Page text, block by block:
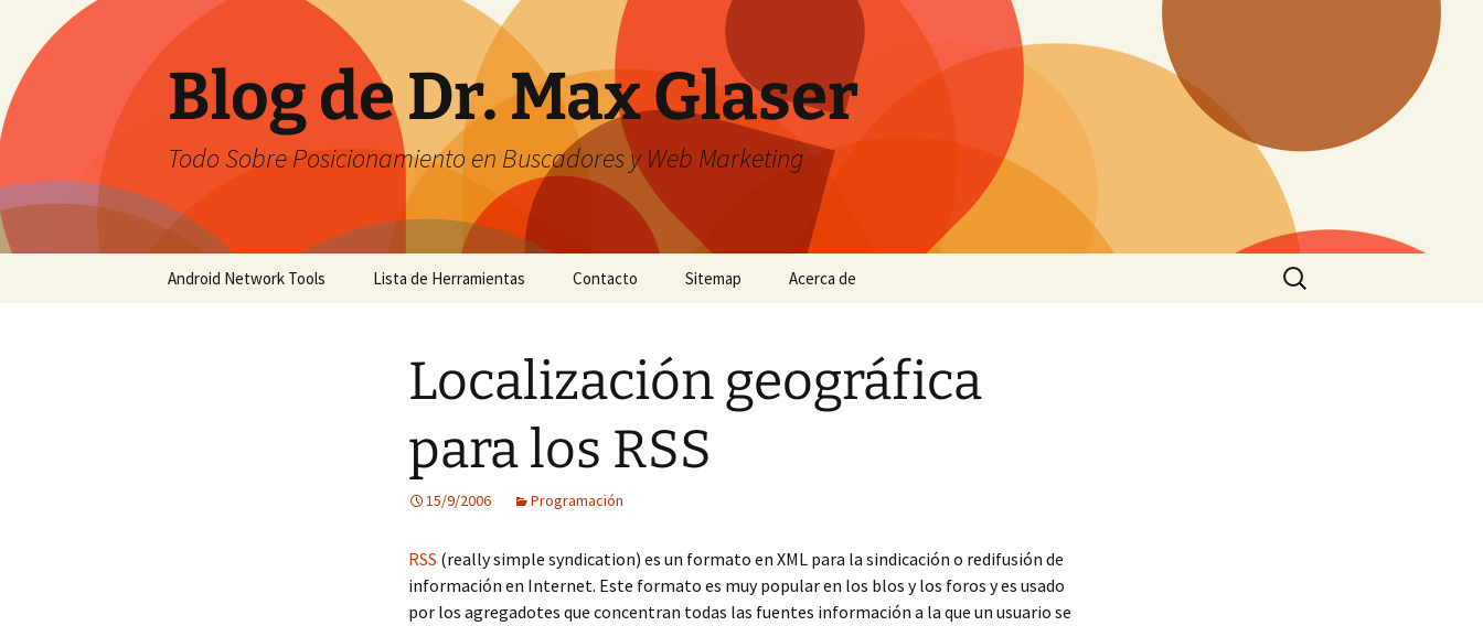
contenido
Blog de Dr. Max Glaser
Todo Sobre Posicionamiento en Buscadores y Web Marketing
Android Network Tools Lista de Herramientas Contacto Sitemap Acerca de
Buscar:
Localización geográfica
para los RSS
15/9/2006 Programación
RSS (really simple syndication) es un formato en XML para la sindicación o redifusión de
información en Internet. Este formato es muy popular en los blos y los foros y es usado
por los agregadotes que concentran todas las fuentes información a la que un usuario se